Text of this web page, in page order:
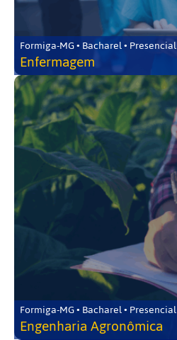
Formiga-MG • Bacharel • Presencial
Enfermagem
Formiga-MG • Bacharel • Presencial
Engenharia Agronômica